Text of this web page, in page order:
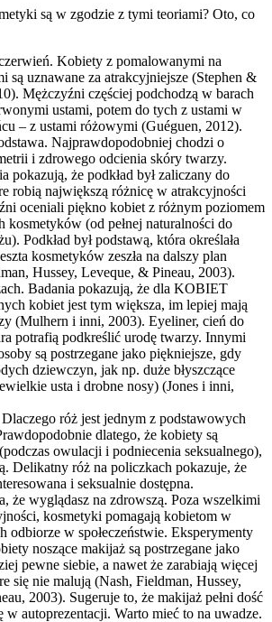
są w zgodzie z tymi teoriami? Oto, co
Kobiety z pomalowanymi na
są uznawane za atrakcyjniejsze (Stephen &
Mężczyźni częściej podchodzą w barach
ustami, potem do tych z ustami w
– z ustami różowymi (Guéguen, 2012).
Najprawdopodobniej chodzi o
i zdrowego odcienia skóry twarzy.
pokazują, że podkład był zaliczany do
robią największą różnicę w atrakcyjności
oceniali piękno kobiet z różnym poziomem
kosmetyków (od pełnej naturalności do
Podkład był podstawą, która określała
kosmetyków zeszła na dalszy plan
Hussey, Leveque, & Pineau, 2003).
Badania pokazują, że dla KOBIET
kobiet jest tym większa, im lepiej mają
(Mulhern i inni, 2003). Eyeliner, cień do
potrafią podkreślić urodę twarzy. Innymi
są postrzegane jako piękniejsze, gdy
dziewczyn, jak np. duże błyszczące
usta i drobne nosy) (Jones i inni,
róż jest jednym z podstawowych
dlatego, że kobiety są
owulacji i podniecenia seksualnego),
Delikatny róż na policzkach pokazuje, że
i seksualnie dostępna.
że wyglądasz na zdrowszą. Poza wszelkimi
kosmetyki pomagają kobietom w
odbiorze w społeczeństwie. Eksperymenty
noszące makijaż są postrzegane jako
pewne siebie, a nawet że zarabiają więcej
się nie malują (Nash, Fieldman, Hussey,
2003). Sugeruje to, że makijaż pełni dość
w autoprezentacji. Warto mieć to na uwadze.